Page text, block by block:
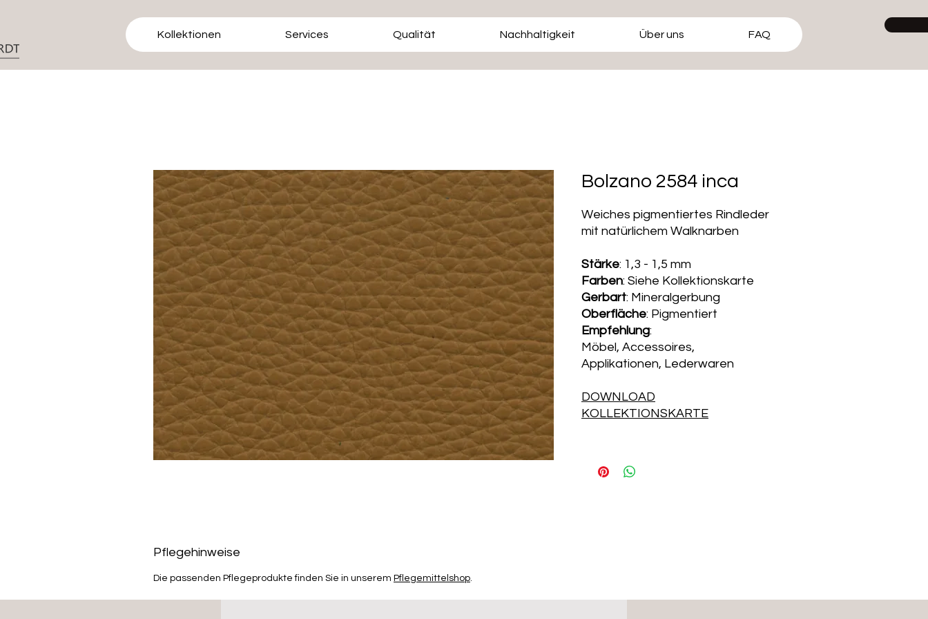
Kollektionen Services Qualität Nachhaltigkeit Über uns FAQ
Bolzano 2584 inca
Weiches pigmentiertes Rindleder
mit natürlichem Walknarben
Stärke: 1,3 - 1,5 mm
Farben: Siehe Kollektionskarte
Gerbart: Mineralgerbung
Oberfläche: Pigmentiert
Empfehlung:
Möbel, Accessoires,
Applikationen, Lederwaren
DOWNLOAD
KOLLEKTIONSKARTE
Pflegehinweise
Die passenden Pflegeprodukte finden Sie in unserem Pflegemittelshop.